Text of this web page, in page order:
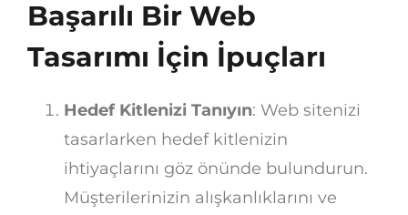
Başarılı Bir Web
Tasarımı İçin İpuçları
Hedef Kitlenizi Tanıyın: Web sitenizi
tasarlarken hedef kitlenizin
ihtiyaçlarını göz önünde bulundurun.
Müşterilerinizin alışkanlıklarını ve